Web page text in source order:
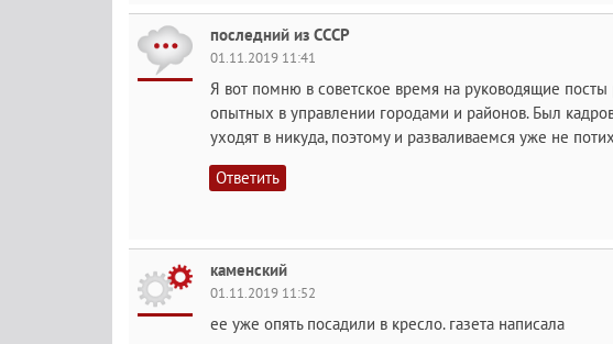
последний из СССР
01.11.2019 11:41
Я вот помню в советское время на руководящие
опытных в управлении городами и районов. Был
уходят в никуда, поэтому и разваливаемся уже не
Ответить
каменский
01.11.2019 11:52
ее уже опять посадили в кресло. газета написала